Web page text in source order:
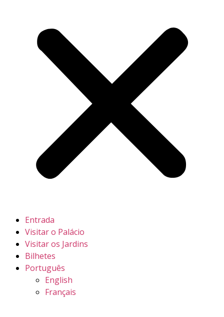
Entrada
Visitar o Palácio
Visitar os Jardins
Bilhetes
Português
English
Français